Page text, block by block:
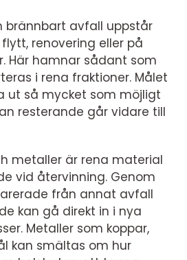
brännbart avfall uppstår
renovering eller på
Här hamnar sådant som
i rena fraktioner. Målet
ut så mycket som möjligt
resterande går vidare till
metaller är rena material
vid återvinning. Genom
från annat avfall
kan gå direkt in i nya
Metaller som koppar,
kan smältas om hur